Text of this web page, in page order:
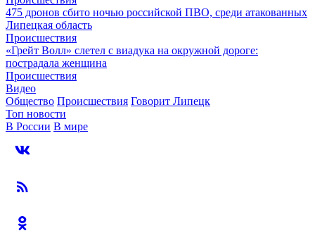
475 дронов сбито ночью российской ПВО, среди атакованных
Липецкая область
Происшествия
«Грейт Волл» слетел с виадука на окружной дороге:
пострадала женщина
Происшествия
Видео
Общество Происшествия Говорит Липецк
Топ новости
В России В мире